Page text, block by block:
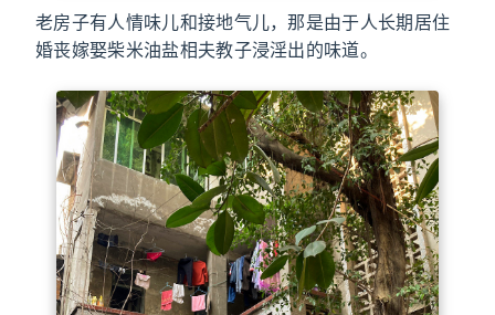
老房子有人情味儿和接地气儿，那是由于人长期居住
婚丧嫁娶柴米油盐相夫教子浸淫出的味道。